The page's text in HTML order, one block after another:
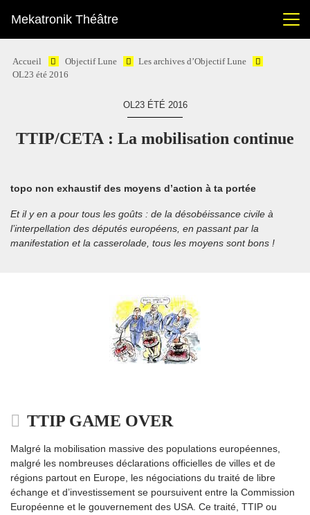
Mekatronik Théâtre
Accueil Objectif Lune
Les archives d’Objectif Lune
OL23 été 2016
OL23 ÉTÉ 2016
TTIP/CETA : La mobilisation continue
topo non exhaustif des moyens d’action à ta portée
Et il y en a pour tous les goûts : de la désobéissance civile à
l’interpellation des députés européens, en passant par la
manifestation et la casserolade, tous les moyens sont bons !
TTIP GAME OVER
Malgré la mobilisation massive des populations européennes,
malgré les nombreuses déclarations officielles de villes et de
régions partout en Europe, les négociations du traité de libre
échange et d’investissement se poursuivent entre la Commission
Européenne et le gouvernement des USA. Ce traité, TTIP ou